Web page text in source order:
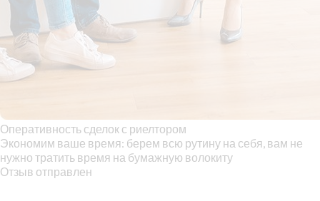
Оперативность сделок с риелтором
Экономим ваше время: берем всю рутину на себя, вам не
нужно тратить время на бумажную волокиту
Отзыв отправлен